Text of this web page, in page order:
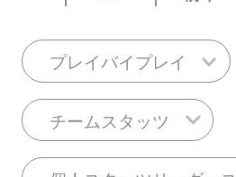
プレイバイプレイ
チームスタッツ